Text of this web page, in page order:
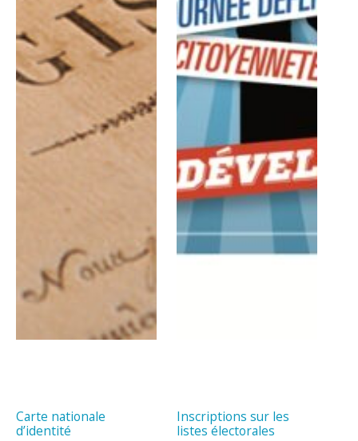
Carte nationale
d’identité
Inscriptions sur les
listes électorales